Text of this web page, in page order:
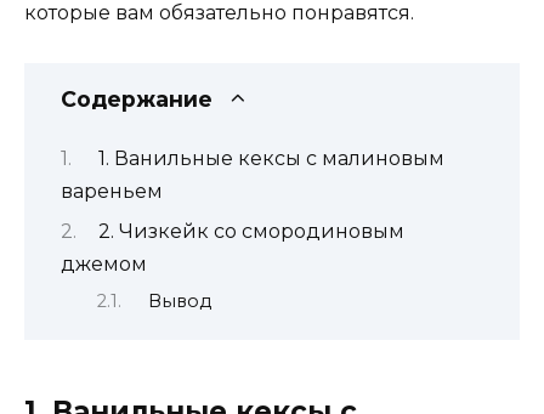
которые вам обязательно понравятся.
Содержание
1. Ванильные кексы с малиновым
вареньем
2. Чизкейк со смородиновым
джемом
Вывод